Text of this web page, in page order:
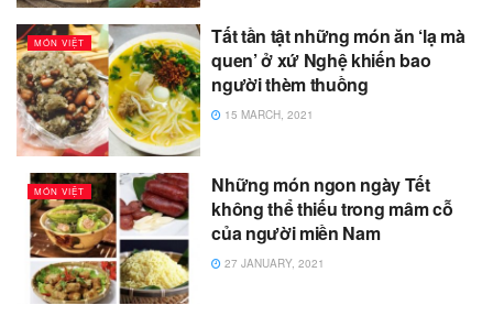
MÓN VIỆT
Tất tần tật những món ăn ‘lạ mà
quen’ ở xứ Nghệ khiến bao
người thèm thuồng
15 MARCH, 2021
MÓN VIỆT
Những món ngon ngày Tết
không thể thiếu trong mâm cỗ
của người miền Nam
27 JANUARY, 2021